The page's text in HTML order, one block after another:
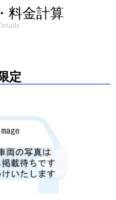
料金計算
定